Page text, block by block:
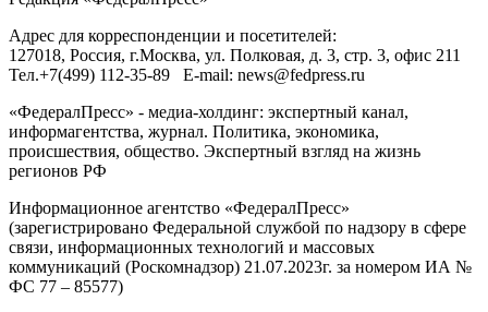
Адрес для корреспонденции и посетителей:
127018, Россия, г.Москва, ул. Полковая, д. 3, стр. 3, офис 211
Тел.+7(499) 112-35-89 E-mail: news@fedpress.ru
«ФедералПресс» - медиа-холдинг: экспертный канал,
информагентства, журнал. Политика, экономика,
происшествия, общество. Экспертный взгляд на жизнь
регионов РФ
Информационное агентство «ФедералПресс»
(зарегистрировано Федеральной службой по надзору в сфере
связи, информационных технологий и массовых
коммуникаций (Роскомнадзор) 21.07.2023г. за номером ИА №
ФС 77 – 85577)